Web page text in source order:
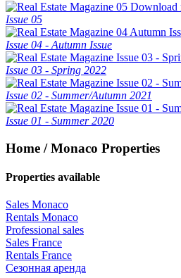
Download
Issue 05
Issue 04 - Autumn Issue
Issue 03 - Spring 2022
Issue 02 - Summer/Autumn 2021
Issue 01 - Summer 2020
Home / Monaco Properties
Properties available
Sales Monaco
Rentals Monaco
Professional sales
Sales France
Rentals France
Сезонная аренда